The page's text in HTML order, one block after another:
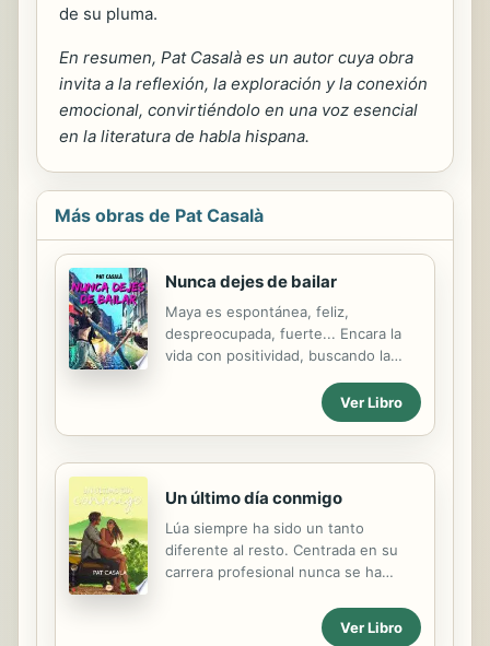
de su pluma.
En resumen, Pat Casalà es un autor cuya obra
invita a la reflexión, la exploración y la conexión
emocional, convirtiéndolo en una voz esencial
en la literatura de habla hispana.
Más obras de Pat Casalà
Nunca dejes de bailar
Maya es espontánea, feliz,
despreocupada, fuerte... Encara la
vida con positividad, buscando la
momentos, sin agobiarse con el
rumbo que puedan tomar sus
golpes, ella siempre consigue
ocurrido. Cuando conoce al
misterioso Prometeo, la curiosidad la
induce a acercarse a él, hasta que
sus sentimientos se desbocan.
muchos secretos, tiene el alma
herida, y tanto su pasado como su
Ver Libro
Un último día conmigo
Lúa siempre ha sido un tanto
diferente al resto. Centrada en su
carrera profesional nunca se ha
amistades y compañeras de trabajo.
Su vida es la medicina y su marido,
Ver Libro